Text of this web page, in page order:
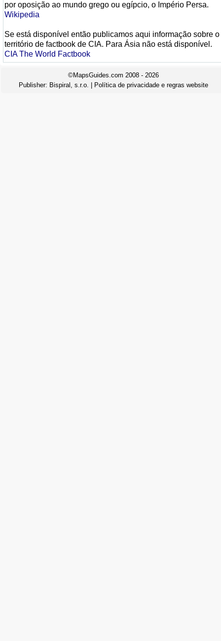
por oposição ao mundo grego ou egípcio, o Império Persa.
Wikipedia
Se está disponível então publicamos aqui informação sobre o
território de factbook de CIA. Para Ásia não está disponível.
CIA The World Factbook
©MapsGuides.com 2008 - 2026
Publisher: Bispiral, s.r.o. Política de privacidade e regras website